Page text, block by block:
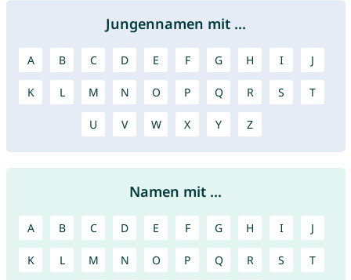
Jungennamen mit ...
A B C D E F G H I J
K L M N O P Q R S T
U V W X Y Z
Namen mit ...
A B C D E F G H I J
K L M N O P Q R S T